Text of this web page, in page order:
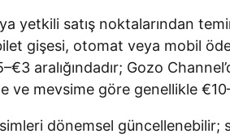
yetkili satış noktalarından
gişesi, otomat veya mobil
aralığındadır; Gozo
ve mevsime göre genellikle
dönemsel güncellenebilir;